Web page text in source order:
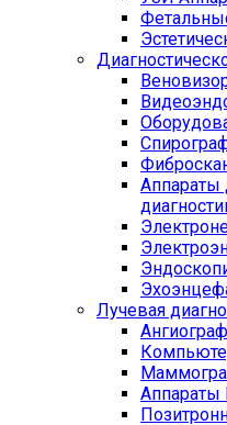
Аппараты
Лучевая